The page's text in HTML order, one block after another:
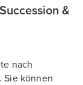
&
nach
Sie können